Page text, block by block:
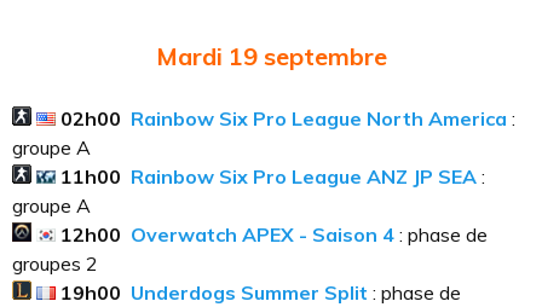
Mardi 19 septembre
02h00 Rainbow Six Pro League North America :
groupe A
11h00 Rainbow Six Pro League ANZ JP SEA :
groupe A
12h00 Overwatch APEX - Saison 4 : phase de
groupes 2
19h00 Underdogs Summer Split : phase de